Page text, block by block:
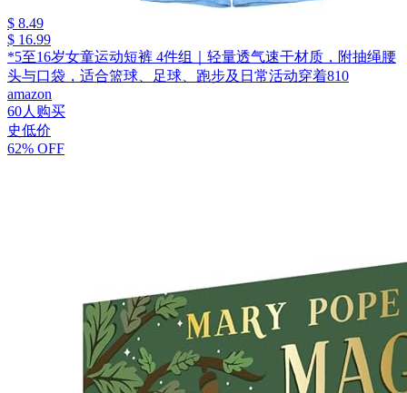
$ 8.49
$ 16.99
*5至16岁女童运动短裤 4件组｜轻量透气速干材质，附抽绳腰
头与口袋，适合篮球、足球、跑步及日常活动穿着810
amazon
60人购买
史低价
62% OFF